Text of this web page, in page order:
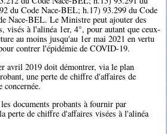
du Code Nace-BEL; h.17) 93.299 du Code
Nace-BEL. Le Ministre peut ajouter des
visés à l'alinéa 1er, 4°, pour autant que ceux-
au moins jusqu'au 1er mai 2021 en vertu
contrer l'épidémie de COVID-19.
avril 2019 doit démontrer, via le plan
une perte de chiffre d'affaires de
documents probants à fournir par
perte de chiffre d'affaires visées à l'alinéa